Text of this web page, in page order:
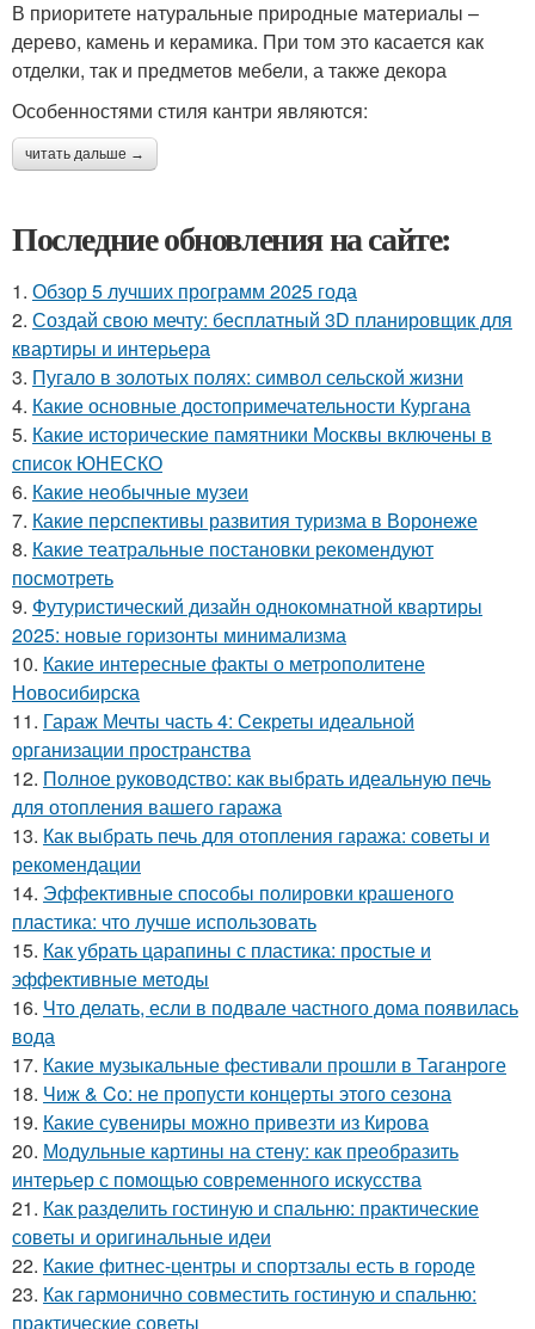
В приоритете натуральные природные материалы –
дерево, камень и керамика. При том это касается как
отделки, так и предметов мебели, а также декора
Особенностями стиля кантри являются:
читать дальше →
Последние обновления на сайте:
1. Обзор 5 лучших программ 2025 года
2. Создай свою мечту: бесплатный 3D планировщик для
квартиры и интерьера
3. Пугало в золотых полях: символ сельской жизни
4. Какие основные достопримечательности Кургана
5. Какие исторические памятники Москвы включены в
список ЮНЕСКО
6. Какие необычные музеи
7. Какие перспективы развития туризма в Воронеже
8. Какие театральные постановки рекомендуют
посмотреть
9. Футуристический дизайн однокомнатной квартиры
2025: новые горизонты минимализма
10. Какие интересные факты о метрополитене
Новосибирска
11. Гараж Мечты часть 4: Секреты идеальной
организации пространства
12. Полное руководство: как выбрать идеальную печь
для отопления вашего гаража
13. Как выбрать печь для отопления гаража: советы и
рекомендации
14. Эффективные способы полировки крашеного
пластика: что лучше использовать
15. Как убрать царапины с пластика: простые и
эффективные методы
16. Что делать, если в подвале частного дома появилась
вода
17. Какие музыкальные фестивали прошли в Таганроге
18. Чиж & Co: не пропусти концерты этого сезона
19. Какие сувениры можно привезти из Кирова
20. Модульные картины на стену: как преобразить
интерьер с помощью современного искусства
21. Как разделить гостиную и спальню: практические
советы и оригинальные идеи
22. Какие фитнес-центры и спортзалы есть в городе
23. Как гармонично совместить гостиную и спальню:
практические советы